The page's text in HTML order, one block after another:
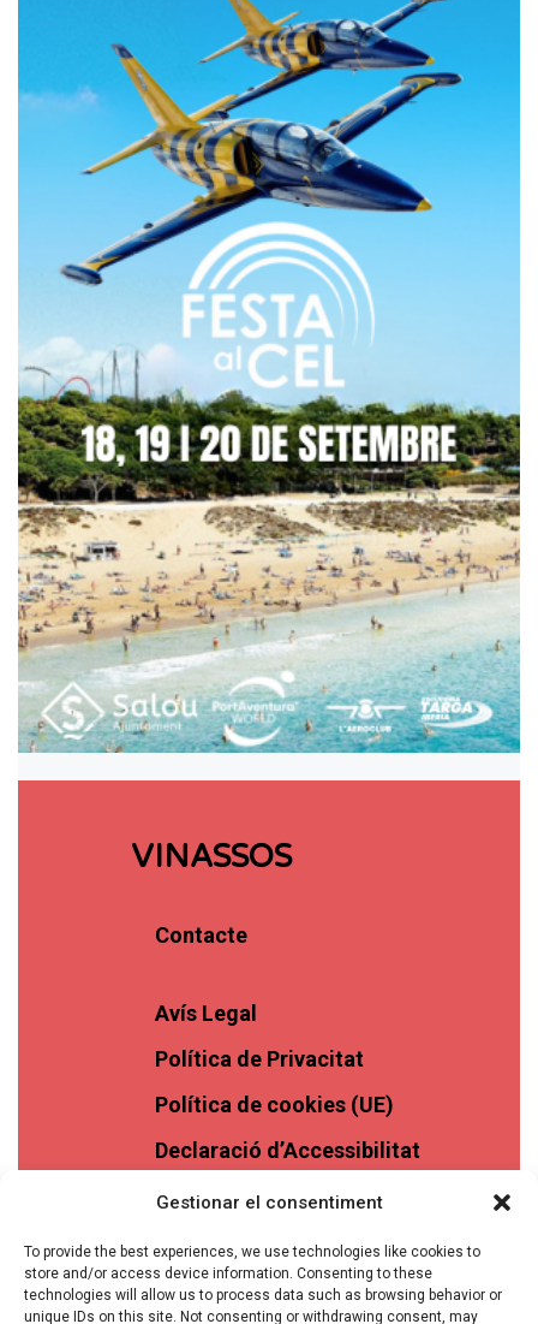
Gestionar el consentiment
To provide the best experiences, we use technologies like cookies to
store and/or access device information. Consenting to these
technologies will allow us to process data such as browsing behavior or
unique IDs on this site. Not consenting or withdrawing consent, may
VINASSOS
Contacte
Avís Legal
Política de Privacitat
Política de cookies (UE)
Declaració d’Accessibilitat